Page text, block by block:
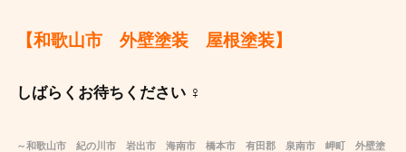
【和歌山市 外壁塗装 屋根塗装】
しばらくお待ちください ‍♀️
～和歌山市 紀の川市 岩出市 海南市 橋本市 有田郡 泉南市 岬町 外壁塗